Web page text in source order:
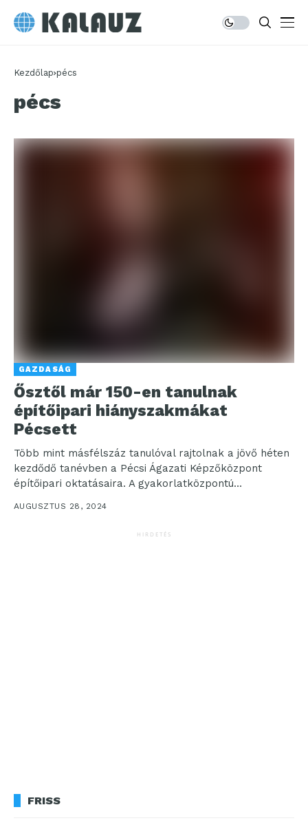
Kezdőlap pécs
pécs
GAZDASÁG
Ősztől már 150-en tanulnak
építőipari hiányszakmákat
Pécsett
Több mint másfélszáz tanulóval rajtolnak a jövő héten
kezdődő tanévben a Pécsi Ágazati Képzőközpont
építőipari oktatásaira. A gyakorlatközpontú
AUGUSZTUS 28, 2024
HIRDETÉS
FRISS